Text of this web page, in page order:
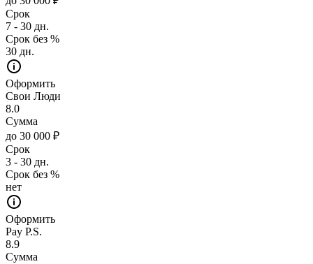
Срок
7 - 30 дн.
Срок без %
30 дн.
Оформить
Свои Люди
8.0
Сумма
до 30 000 ₽
Срок
3 - 30 дн.
Срок без %
нет
Оформить
Pay P.S.
8.9
Сумма